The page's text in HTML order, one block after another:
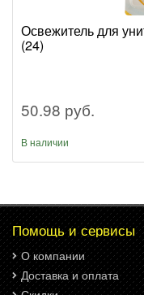
Освежитель для
(24)
50.98 руб.
В наличии
Помощь и сервисы
О компании
Доставка и оплата